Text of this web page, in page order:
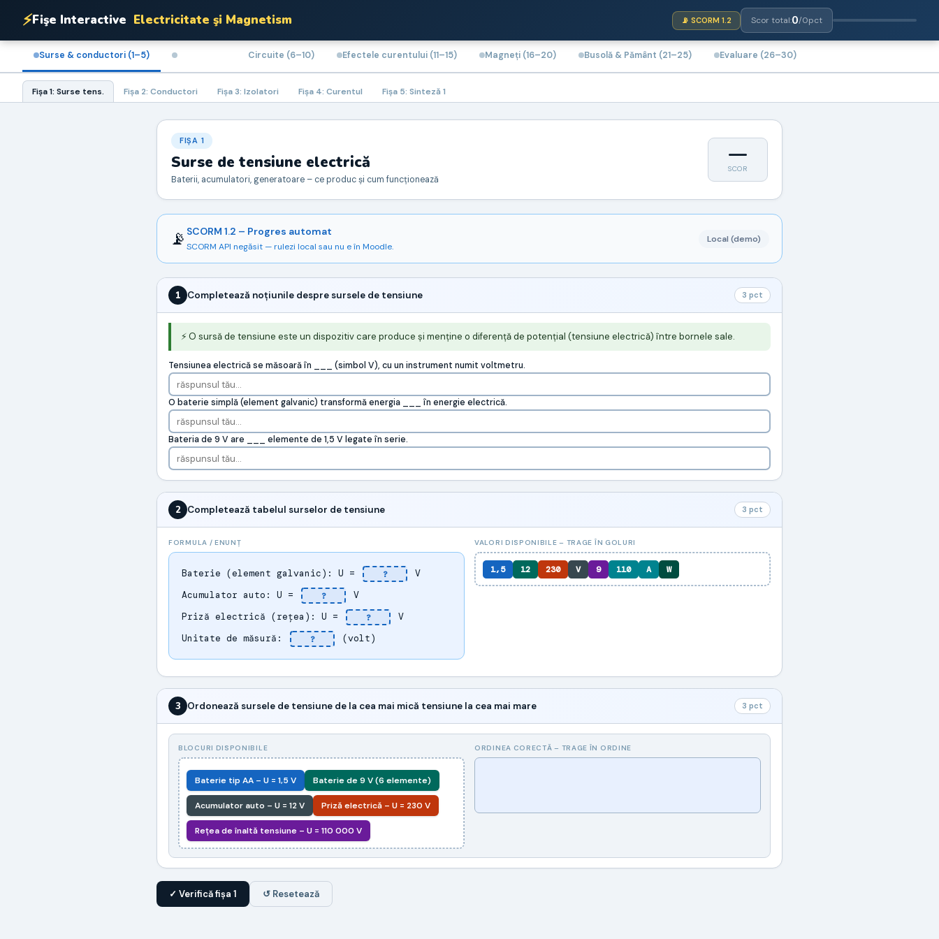
⚡Fişe Interactive Electricitate şi Magnetism 📡 SCORM 1.2 Scor total:0/0pct
Surse & conductori (1–5) Circuite (6–10) Efectele curentului (11–15) Magneți (16–20) Busolă & Pământ (21–25) Evaluare (26–30)
Fişa 1: Surse tens. Fişa 2: Conductori Fişa 3: Izolatori Fişa 4: Curentul Fişa 5: Sinteză 1
FIŞA 1
Surse de tensiune electrică
Baterii, acumulatori, generatoare – ce produc și cum funcționează
—
SCOR
📡 SCORM 1.2 – Progres automat
SCORM API negăsit — rulezi local sau nu e în Moodle.
Local (demo)
1 Completează noțiunile despre sursele de tensiune 3 pct
⚡ O sursă de tensiune este un dispozitiv care produce și menține o diferență de potențial (tensiune electrică) între bornele sale.
Tensiunea electrică se măsoară în ___ (simbol V), cu un instrument numit voltmetru.
O baterie simplă (element galvanic) transformă energia ___ în energie electrică.
Bateria de 9 V are ___ elemente de 1,5 V legate în serie.
2 Completează tabelul surselor de tensiune 3 pct
FORMULA / ENUNȚ
Baterie (element galvanic): U = ?
V
Acumulator auto: U =
?
V
Priză electrică (rețea): U =
?
V
Unitate de măsură:
? (volt)
VALORI DISPONIBILE – TRAGE ÎN GOLURI
1,5 12 230 V 9 110 A W
3 Ordonează sursele de tensiune de la cea mai mică tensiune la cea mai mare 3 pct
BLOCURI DISPONIBILE
Baterie tip AA – U = 1,5 V Baterie de 9 V (6 elemente)
Acumulator auto – U = 12 V Priză electrică – U = 230 V
Rețea de înaltă tensiune – U = 110 000 V
ORDINEA CORECTĂ – TRAGE ÎN ORDINE
✓ Verifică fişa 1 ↺ Resetează